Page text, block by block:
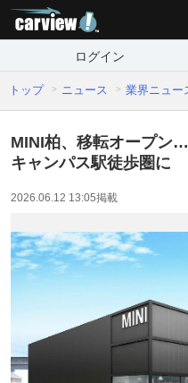
ログイン
トップ ニュース 業界ニュー
MINI柏、移転オープン
キャンパス駅徒歩圏に
2026.06.12 13:05掲載